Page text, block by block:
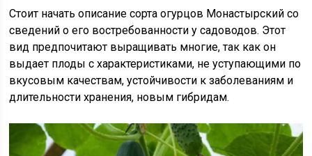
Стоит начать описание сорта огурцов Монастырский со
сведений о его востребованности у садоводов. Этот
вид предпочитают выращивать многие, так как он
выдает плоды с характеристиками, не уступающими по
вкусовым качествам, устойчивости к заболеваниям и
длительности хранения, новым гибридам.